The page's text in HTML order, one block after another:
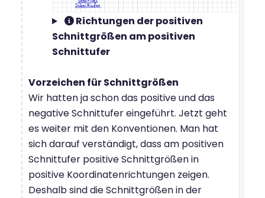
Richtungen der positiven
Schnittgrößen am positiven
Schnittufer
Vorzeichen für Schnittgrößen
Wir hatten ja schon das positive und das
negative Schnittufer eingeführt. Jetzt geht
es weiter mit den Konventionen. Man hat
sich darauf verständigt, dass am positiven
Schnittufer positive Schnittgrößen in
positive Koordinatenrichtungen zeigen.
Deshalb sind die Schnittgrößen in der